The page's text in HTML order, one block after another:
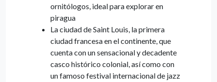
ornitólogos, ideal para explorar en
piragua
La ciudad de Saint Louis, la primera
ciudad francesa en el continente, que
cuenta con un sensacional y decadente
casco histórico colonial, así como con
un famoso festival internacional de jazz